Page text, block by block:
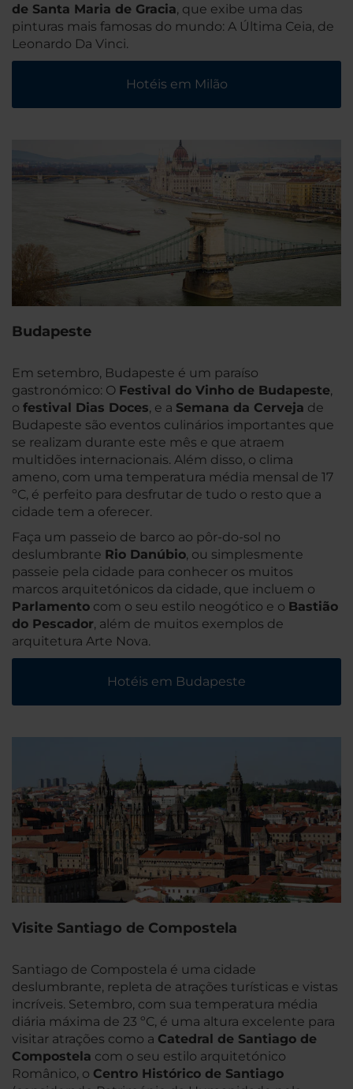
de Santa Maria de Gracia, que exibe uma das
pinturas mais famosas do mundo: A Última Ceia, de
Leonardo Da Vinci.
Hotéis em Milão
Budapeste
Em setembro, Budapeste é um paraíso
gastronómico: O Festival do Vinho de Budapeste,
o festival Dias Doces, e a Semana da Cerveja de
Budapeste são eventos culinários importantes que
se realizam durante este mês e que atraem
multidões internacionais. Além disso, o clima
ameno, com uma temperatura média mensal de 17
ºC, é perfeito para desfrutar de tudo o resto que a
cidade tem a oferecer.
Faça um passeio de barco ao pôr-do-sol no
deslumbrante Rio Danúbio, ou simplesmente
passeie pela cidade para conhecer os muitos
marcos arquitetónicos da cidade, que incluem o
Parlamento com o seu estilo neogótico e o Bastião
do Pescador, além de muitos exemplos de
arquitetura Arte Nova.
Hotéis em Budapeste
Visite Santiago de Compostela
Santiago de Compostela é uma cidade
deslumbrante, repleta de atrações turísticas e vistas
incríveis. Setembro, com sua temperatura média
diária máxima de 23 ºC, é uma altura excelente para
visitar atrações como a Catedral de Santiago de
Compostela com o seu estilo arquitetónico
Românico, o Centro Histórico de Santiago